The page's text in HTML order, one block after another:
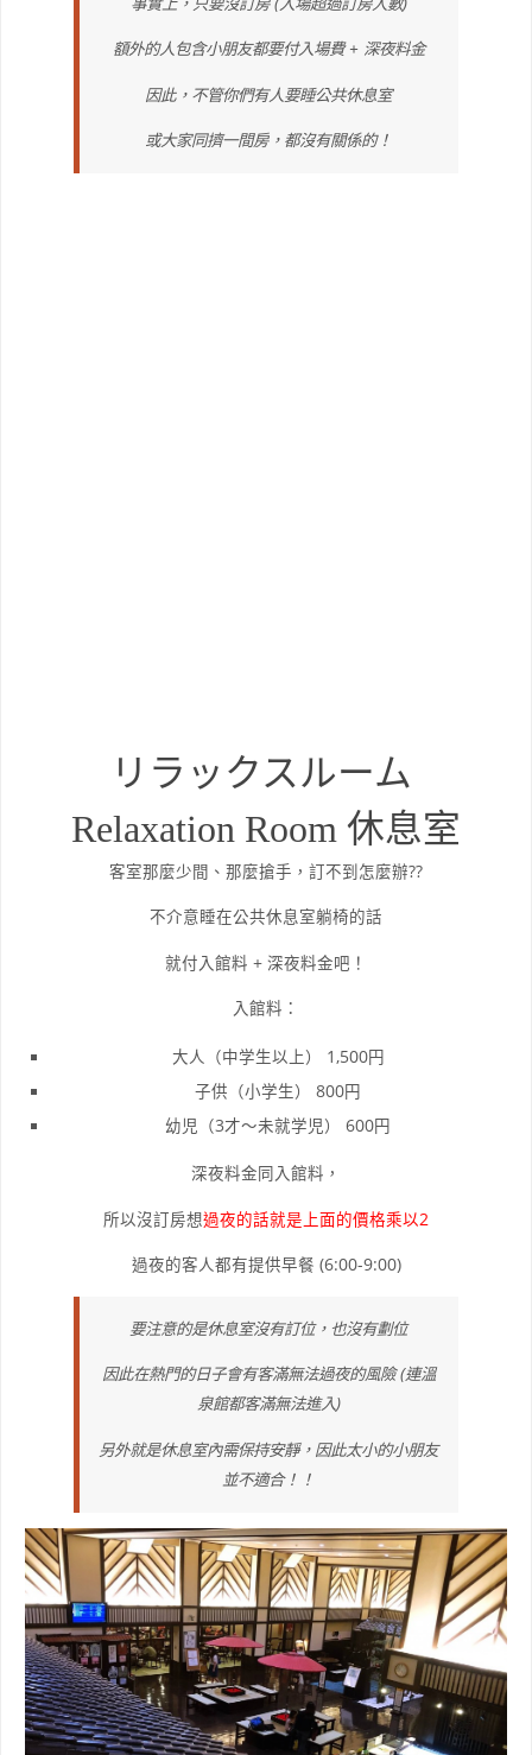
額外的人包含小朋友都要付入場費 + 深夜料金
因此，不管你們有人要睡公共休息室
或大家同擠一間房，都沒有關係的！
リラックスルーム
Relaxation Room 休息室
客室那麼少間、那麼搶手，訂不到怎麼辦??
不介意睡在公共休息室躺椅的話
就付入館料 + 深夜料金吧！
入館料：
大人（中学生以上） 1,500円
子供（小学生） 800円
幼児（3才～未就学児） 600円
深夜料金同入館料，
所以沒訂房想過夜的話就是上面的價格乘以2
過夜的客人都有提供早餐 (6:00-9:00)
要注意的是休息室沒有訂位，也沒有劃位
因此在熱門的日子會有客滿無法過夜的風險 (連溫
泉館都客滿無法進入)
另外就是休息室內需保持安靜，因此太小的小朋友
並不適合！！